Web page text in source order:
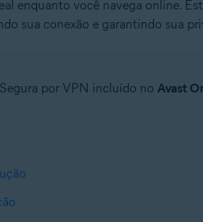
enquanto você navega online.
sua conexão e garantindo sua
por VPN incluído no Avast